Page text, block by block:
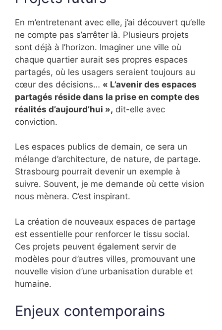
En m’entretenant avec elle, j’ai découvert qu’elle
ne compte pas s’arrêter là. Plusieurs projets
sont déjà à l’horizon. Imaginer une ville où
chaque quartier aurait ses propres espaces
partagés, où les usagers seraient toujours au
cœur des décisions… « L’avenir des espaces
partagés réside dans la prise en compte des
réalités d’aujourd’hui », dit-elle avec
conviction.
Les espaces publics de demain, ce sera un
mélange d’architecture, de nature, de partage.
Strasbourg pourrait devenir un exemple à
suivre. Souvent, je me demande où cette vision
nous mènera. C’est inspirant.
La création de nouveaux espaces de partage
est essentielle pour renforcer le tissu social.
Ces projets peuvent également servir de
modèles pour d’autres villes, promouvant une
nouvelle vision d’une urbanisation durable et
humaine.
Enjeux contemporains